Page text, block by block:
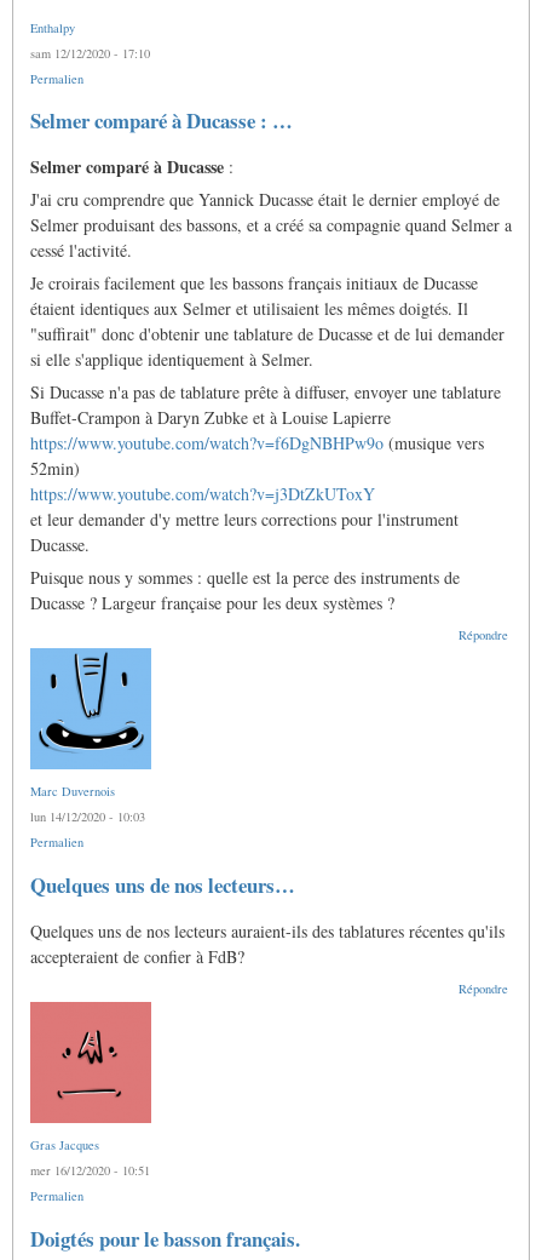
Enthalpy
sam 12/12/2020 - 17:10
Permalien
Selmer comparé à Ducasse : …
Selmer comparé à Ducasse :
J'ai cru comprendre que Yannick Ducasse était le dernier employé de
Selmer produisant des bassons, et a créé sa compagnie quand Selmer a
cessé l'activité.
Je croirais facilement que les bassons français initiaux de Ducasse
étaient identiques aux Selmer et utilisaient les mêmes doigtés. Il
"suffirait" donc d'obtenir une tablature de Ducasse et de lui demander
si elle s'applique identiquement à Selmer.
Si Ducasse n'a pas de tablature prête à diffuser, envoyer une tablature
Buffet-Crampon à Daryn Zubke et à Louise Lapierre
https://www.youtube.com/watch?v=f6DgNBHPw9o (musique vers
52min)
https://www.youtube.com/watch?v=j3DtZkUToxY
et leur demander d'y mettre leurs corrections pour l'instrument
Ducasse.
Puisque nous y sommes : quelle est la perce des instruments de
Ducasse ? Largeur française pour les deux systèmes ?
Répondre
Marc Duvernois
lun 14/12/2020 - 10:03
Permalien
Quelques uns de nos lecteurs…
Quelques uns de nos lecteurs auraient-ils des tablatures récentes qu'ils
accepteraient de confier à FdB?
Répondre
Gras Jacques
mer 16/12/2020 - 10:51
Permalien
Doigtés pour le basson français.